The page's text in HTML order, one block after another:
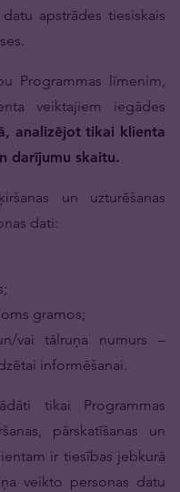
apstrādes tiesiskais
Programmas līmenim,
veiktajiem iegādes
analizējot tikai klienta
darījumu skaitu.
un uzturēšanas
dati:
gramos;
vai tālruņa numurs –
informēšanai.
tikai Programmas
pārskatīšanas un
ir tiesības jebkurā
veikto personas datu